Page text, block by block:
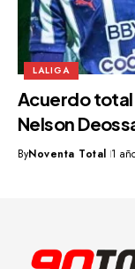
LALIGA
Acuerdo
Nelson
ByNoventa Total 1